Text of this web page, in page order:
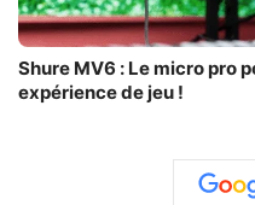
Shure MV6 : Le micro pro
expérience de jeu !